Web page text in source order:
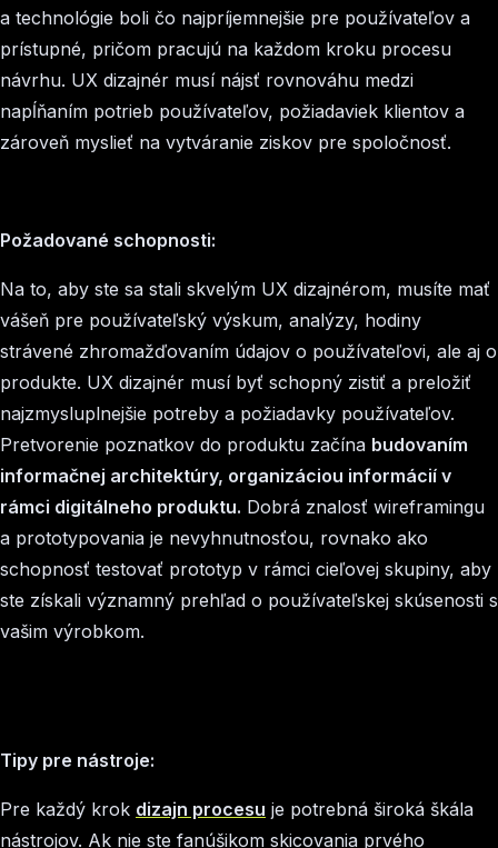
a technológie boli čo najpríjemnejšie pre používateľov a
prístupné, pričom pracujú na každom kroku procesu
návrhu. UX dizajnér musí nájsť rovnováhu medzi
napĺňaním potrieb používateľov, požiadaviek klientov a
zároveň myslieť na vytváranie ziskov pre spoločnosť.
Požadované schopnosti:
Na to, aby ste sa stali skvelým UX dizajnérom, musíte mať
vášeň pre používateľský výskum, analýzy, hodiny
strávené zhromažďovaním údajov o používateľovi, ale aj o
produkte. UX dizajnér musí byť schopný zistiť a preložiť
najzmysluplnejšie potreby a požiadavky používateľov.
Pretvorenie poznatkov do produktu začína budovaním
informačnej architektúry, organizáciou informácií v
rámci digitálneho produktu. Dobrá znalosť wireframingu
a prototypovania je nevyhnutnosťou, rovnako ako
schopnosť testovať prototyp v rámci cieľovej skupiny, aby
ste získali významný prehľad o používateľskej skúsenosti s
vašim výrobkom.
Tipy pre nástroje:
Pre každý krok dizajn procesu je potrebná široká škála
nástrojov. Ak nie ste fanúšikom skicovania prvého